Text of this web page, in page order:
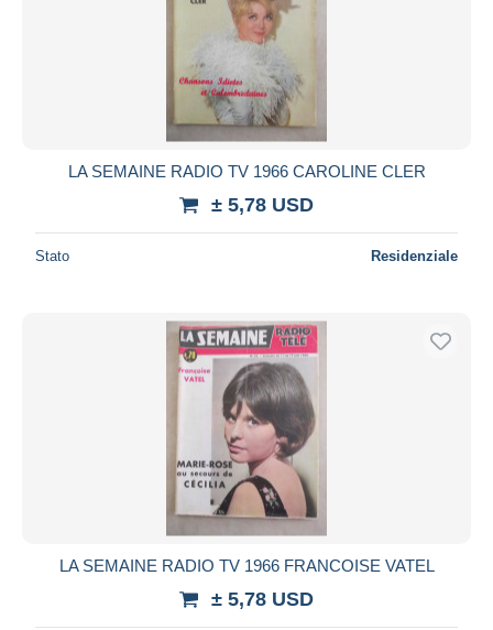
LA SEMAINE RADIO TV 1966 CAROLINE CLER
± 5,78 USD
Stato Residenziale
LA SEMAINE RADIO TV 1966 FRANCOISE VATEL
± 5,78 USD